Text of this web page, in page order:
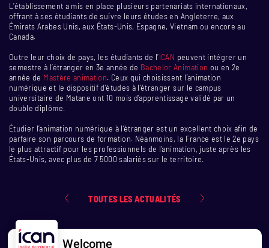
L’établissement a mis en place plusieurs partenariats internationaux,
offrant à ses étudiants de suivre leurs études en Angleterre, aux
Émirats Arabes Unis, aux États-Unis, Espagne, Vietnam ou encore au
Canada.
Outre leur choix de pays, les étudiants de l’ICAN peuvent intégrer un
semestre à l’étranger en 3e année de Bachelor Animation ou en 2e
année de Mastère animation. Ceux qui choisissent l’animation
numérique et le dispositif d’études à l’étranger sur le campus
universitaire de Matane ont 10 mois d’apprentissage validé par un
double diplôme.
Étudier l’animation numérique à l’étranger est un excellent choix afin de
parfaire son parcours de formation. Néanmoins, la France est le 2e pays
le plus attractif pour les professionnels de l’animation, juste après les
États-Unis, avec plus de 7 5000 salariés sur le territoire.
TOUTES LES ACTUALITÉS
Welcome